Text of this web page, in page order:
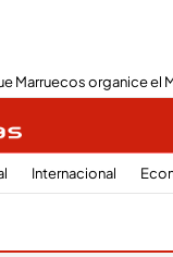
Marruecos organice el
Internacional